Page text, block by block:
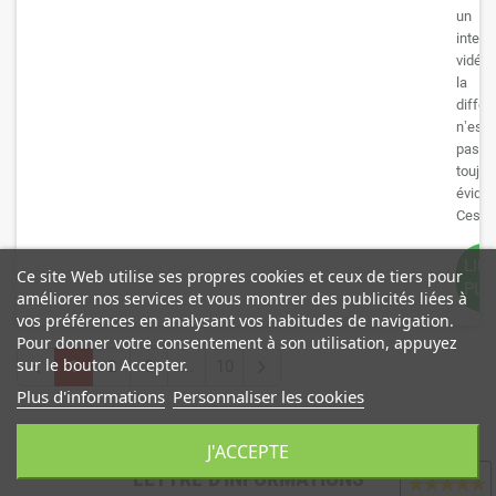
un
vidéo,
la
n’est
pas
Ces...
1 2 3 ...
★★★★★
LETTRE D'INFORMATIONS
Ce site Web utilise ses propres cookies et ceux de tiers pour
améliorer nos services et vous montrer des publicités liées à
vos préférences en analysant vos habitudes de navigation.
Pour donner votre consentement à son utilisation, appuyez
sur le bouton Accepter.
Plus d'informations Personnaliser les cookies
J'ACCEPTE